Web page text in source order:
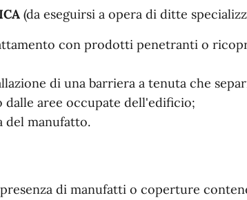
(da eseguirsi a opera di ditte
con prodotti penetranti o
di una barriera a tenuta che
aree occupate dell'edificio;
del manufatto.
di manufatti o coperture